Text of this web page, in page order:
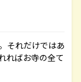
それだけではあ
ればお寺の全て